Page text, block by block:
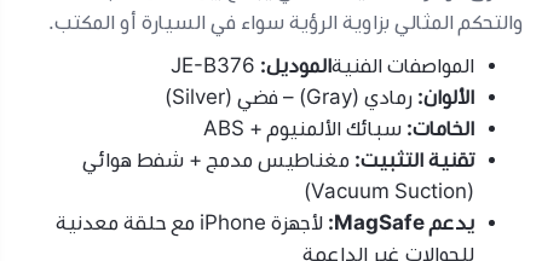
والتحكم المثالي بزاوية الرؤية سواء في السيارة أو المكتب.
المواصفات الفنيةالموديل:
الألوان: رمادي (Gray) – فضي (Silver)
الخامات: سبائك الألمنيوم + ABS
تقنية التثبيت: مغناطيس مدمج + شفط هوائي
(Vacuum Suction)
يدعم MagSafe:
لأجهزة iPhone مع حلقة معدنية
للجوالات غير الداعمة